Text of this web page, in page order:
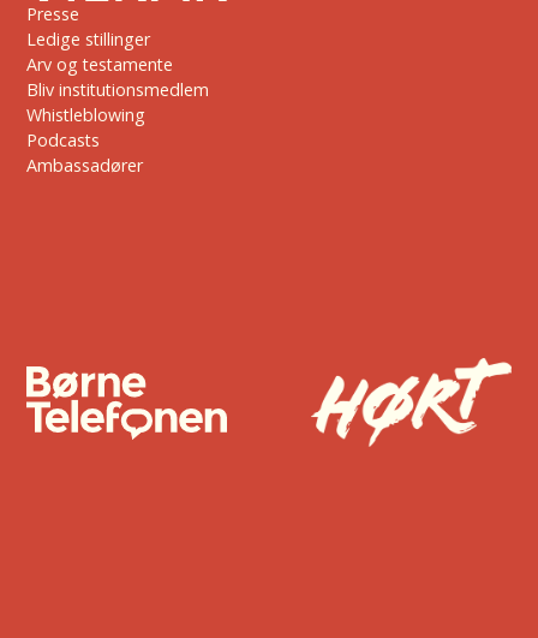
Presse
Ledige stillinger
Arv og testamente
Bliv institutionsmedlem
Whistleblowing
Podcasts
Ambassadører